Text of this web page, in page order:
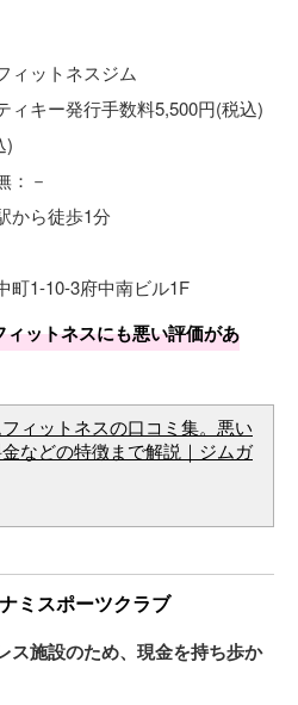
ィットネスジム
ィキー発行手数料5,500円(税込)
)
：－
から徒歩1分
町1-10-3府中南ビル1F
ィットネスにも悪い評価があ
ィットネスの口コミ集。悪い
などの特徴まで解説｜ジムガ
ミスポーツクラブ
ス施設のため、現金を持ち歩か